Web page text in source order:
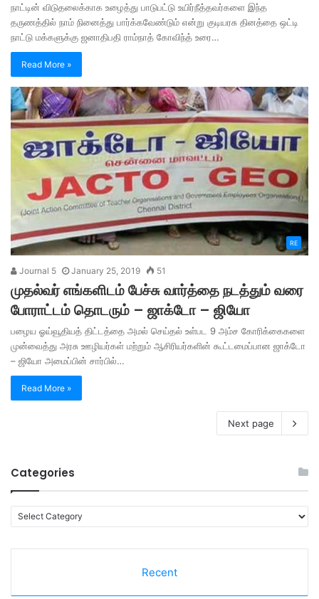
நாட்டின் விடுதலைக்காக உழைத்து பாடுபட்டு உயிர்நீத்தவர்களை இந்த
தருணத்தில் நாம் நினைத்து பார்க்கவேண்டும் என்று குடியரசு தினத்தை ஒட்டி
நாட்டு மக்களுக்கு ஜனாதிபதி ராம்நாத் கோவிந்த் உரை…
Read More »
RE
Journal 5 January 25, 2019 51
முதல்வர் எங்களிடம் பேச்சு வார்த்தை நடத்தும் வரை
போராட்டம் தொடரும் – ஜாக்டோ – ஜியோ
பழைய ஓய்வூதியத் திட்டத்தை அமல் செய்தல் உள்பட 9 அம்ச கோரிக்கைகளை
முன்வைத்து அரசு ஊழியர்கள் மற்றும் ஆசிரியர்களின் கூட்டமைப்பான ஜாக்டோ
– ஜியோ அமைப்பின் சார்பில்…
Read More »
Next page
Categories
a
Recent